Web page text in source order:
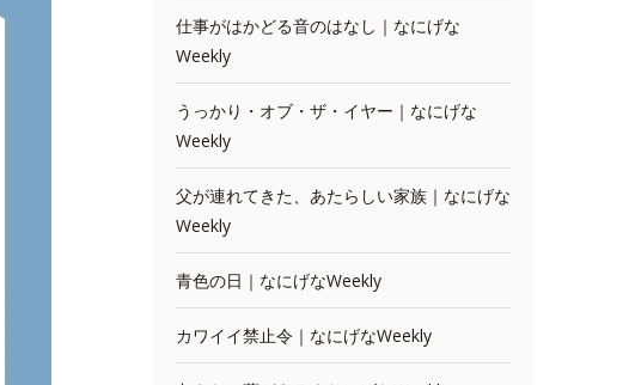
仕事がはかどる音のはなし｜なにげな
Weekly
うっかり・オブ・ザ・イヤー｜なにげな
Weekly
父が連れてきた、あたらしい家族｜なにげな
Weekly
青色の日｜なにげなWeekly
カワイイ禁止令｜なにげなWeekly